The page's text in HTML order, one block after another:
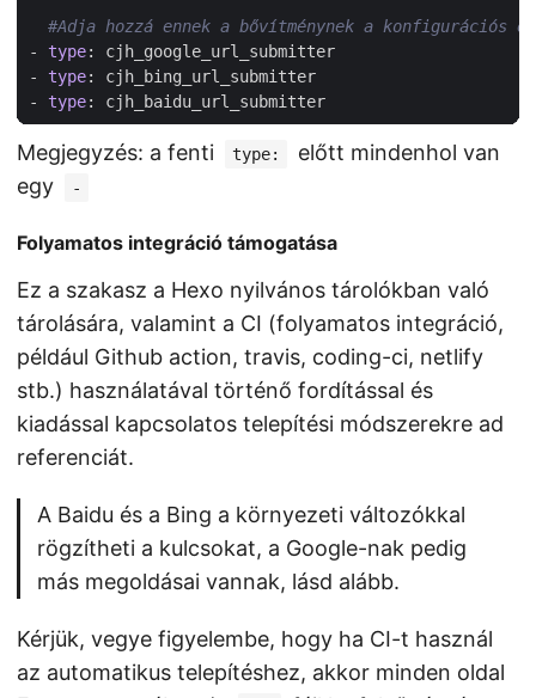
#Adja hozzá ennek a bővítménynek a konfigurációs
- type:
cjh_google_url_submitter
- type:
cjh_bing_url_submitter
- type: cjh_baidu_url_submitter
Megjegyzés: a fenti type:
előtt mindenhol van
egy
-
Folyamatos integráció támogatása
Ez a szakasz a Hexo nyilvános tárolókban való
tárolására, valamint a CI (folyamatos integráció,
például Github action, travis, coding-ci, netlify
stb.) használatával történő fordítással és
kiadással kapcsolatos telepítési módszerekre ad
referenciát.
A Baidu és a Bing a környezeti változókkal
rögzítheti a kulcsokat, a Google-nak pedig
más megoldásai vannak, lásd alább.
Kérjük, vegye figyelembe, hogy ha CI-t használ
az automatikus telepítéshez, akkor minden oldal